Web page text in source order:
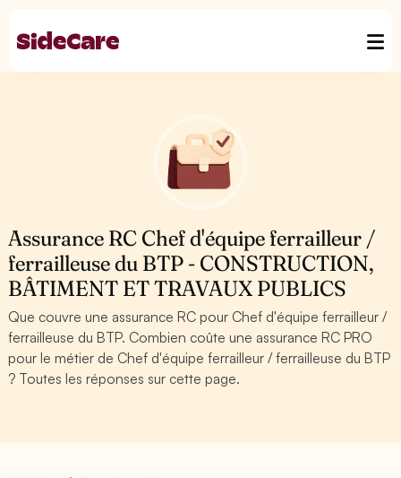
Assurance RC Chef d'équipe ferrailleur /
ferrailleuse du BTP - CONSTRUCTION,
BÂTIMENT ET TRAVAUX PUBLICS
Que couvre une assurance RC pour Chef d'équipe ferrailleur /
ferrailleuse du BTP. Combien coûte une assurance RC PRO
pour le métier de Chef d'équipe ferrailleur / ferrailleuse du BTP
? Toutes les réponses sur cette page.